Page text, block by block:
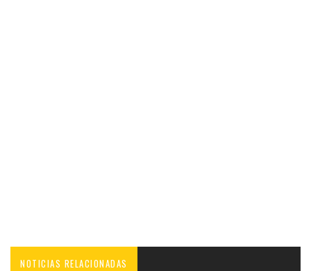
NOTICIAS RELACIONADAS